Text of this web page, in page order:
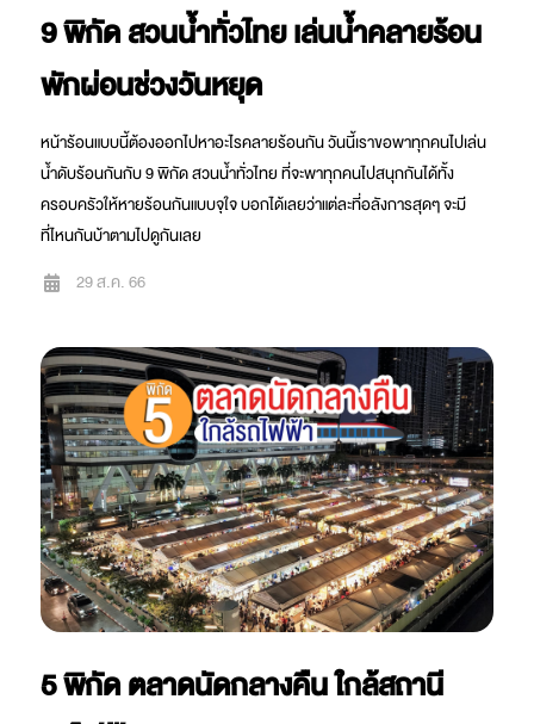
9 พิกัด สวนน้ำทั่วไทย เล่นน้ำคลายร้อน
พักผ่อนช่วงวันหยุด
หน้าร้อนแบบนี้ต้องออกไปหาอะไรคลายร้อนกัน วันนี้เราขอพาทุกคนไปเล่น
น้ำดับร้อนกันกับ 9 พิกัด สวนน้ำทั่วไทย ที่จะพาทุกคนไปสนุกกันได้ทั้ง
ครอบครัวให้หายร้อนกันแบบจุใจ บอกได้เลยว่าแต่ละที่อลังการสุดๆ จะมี
ที่ไหนกันบ้าตามไปดูกันเลย
29 ส.ค. 66
5 พิกัด ตลาดนัดกลางคืน ใกล้สถานี